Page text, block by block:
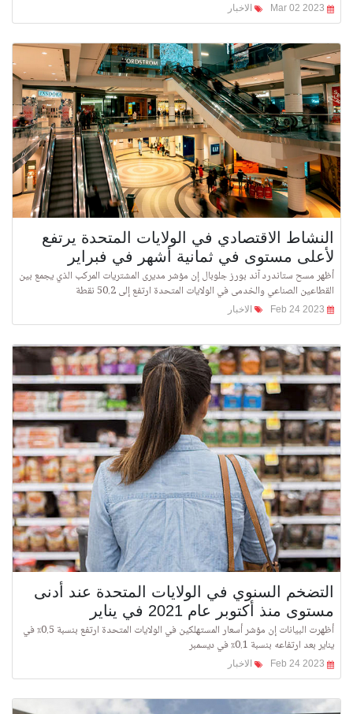
الاخبار
النشاط الاقتصادي في الولايات المتحدة يرتفع
لأعلى مستوى في ثمانية أشهر في فبراير
أظهر مسح ستاندرد آند بورز جلوبال إن مؤشر مديرى المشتريات المركب الذي يجمع بين
القطاعين الصناعي والخدمى في الولايات المتحدة ارتفع إلى 50.2 نقطة
الاخبار
التضخم السنوي في الولايات المتحدة عند أدنى
مستوى منذ أكتوبر عام 2021 في يناير
أظهرت البيانات إن مؤشر أسعار المستهلكين في الولايات المتحدة ارتفع بنسبة 0.5٪ في
يناير بعد ارتفاعه بنسبة 0.1٪ في ديسمبر
الاخبار